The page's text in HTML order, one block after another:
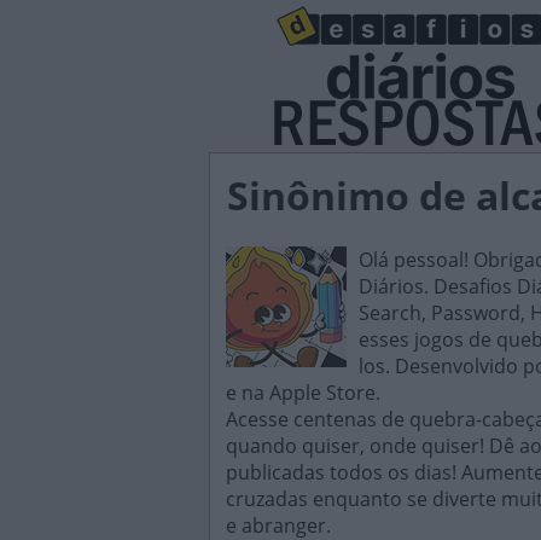
Sinônimo de
Olá pessoal!
Diários. Desafios
Search, Password,
esses jogos de
los. Desenvolvido
e na Apple Store.
Acesse centenas de quebra-
quando quiser, onde quiser! Dê
publicadas todos os dias!
cruzadas enquanto se diverte
e abranger.